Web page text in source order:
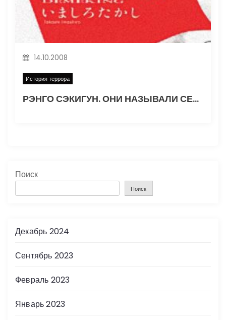
14.10.2008
История террора
РЭНГО СЭКИГУН. ОНИ НАЗЫВАЛИ СЕБЯ «КРАСНОАРМЕЙЦАМИ»
Поиск
Поиск
Декабрь 2024
Сентябрь 2023
Февраль 2023
Январь 2023